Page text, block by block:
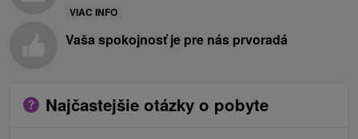
VIAC INFO
Vaša spokojnosť je pre nás prvoradá
Najčastejšie otázky o pobyte